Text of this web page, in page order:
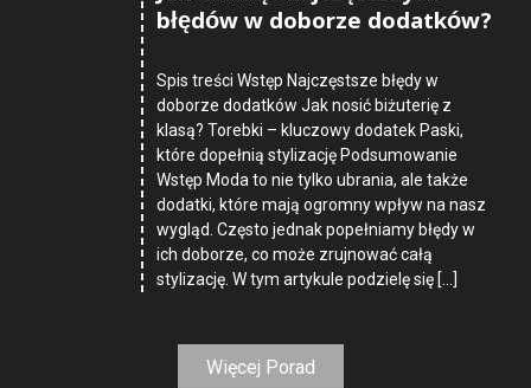
błędów w doborze dodatków?
Spis treści Wstęp Najczęstsze błędy w
doborze dodatków Jak nosić biżuterię z
klasą? Torebki – kluczowy dodatek Paski,
które dopełnią stylizację Podsumowanie
Wstęp Moda to nie tylko ubrania, ale także
dodatki, które mają ogromny wpływ na nasz
wygląd. Często jednak popełniamy błędy w
ich doborze, co może zrujnować całą
stylizację. W tym artykule podzielę się […]
Więcej Porad